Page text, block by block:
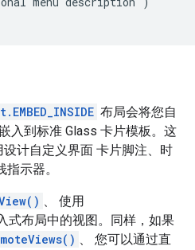
布局会将您自
入到标准 Glass 卡片模板。这
计自定义界面 卡片脚注、时
示器。
、 使用
式布局中的视图。同样，如果
、 您可以通过直